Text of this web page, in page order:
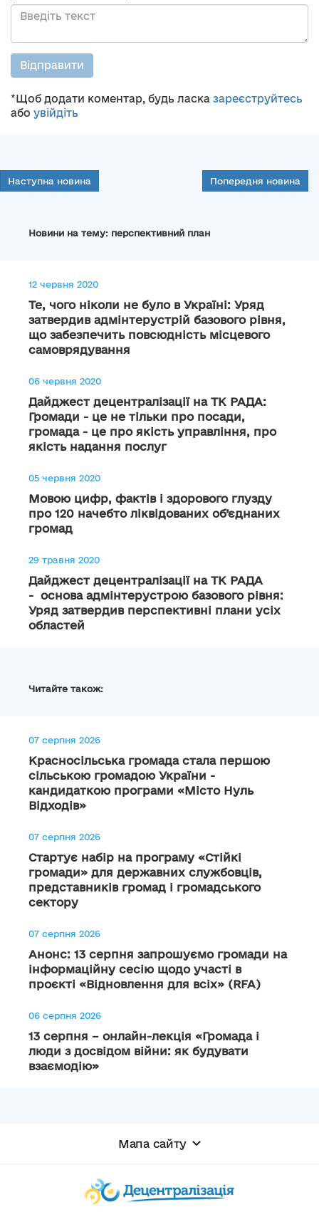
Відправити
*Щоб додати коментар, будь ласка зареєструйтесь
або увійдіть
Наступна новина Попередня новина
Новини на тему: перспективний план
12 червня 2020
Те, чого ніколи не було в Україні: Уряд
затвердив адмінтерустрій базового рівня,
що забезпечить повсюдність місцевого
самоврядування
06 червня 2020
Дайджест децентралізації на ТК РАДА:
Громади - це не тільки про посади,
громада - це про якість управління, про
якість надання послуг
05 червня 2020
Мовою цифр, фактів і здорового глузду
про 120 начебто ліквідованих об’єднаних
громад
29 травня 2020
Дайджест децентралізації на ТК РАДА
- основа адмінтерустрою базового рівня:
Уряд затвердив перспективні плани усіх
областей
Читайте також:
07 серпня 2026
Красносільська громада стала першою
сільською громадою України -
кандидаткою програми «Місто Нуль
Відходів»
07 серпня 2026
Стартує набір на програму «Стійкі
громади» для державних службовців,
представників громад і громадського
сектору
07 серпня 2026
Анонс: 13 серпня запрошуємо громади на
інформаційну сесію щодо участі в
проєкті «Відновлення для всіх» (RFA)
06 серпня 2026
13 серпня – онлайн-лекція «Громада і
люди з досвідом війни: як будувати
взаємодію»
Мапа сайту